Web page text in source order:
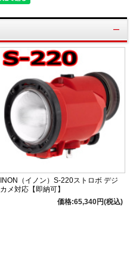
INON（イノン）S-220ストロボ デジ
カメ対応【即納可】
価格:65,340円(税込)